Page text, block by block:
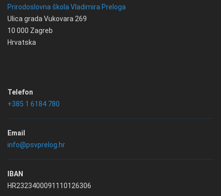
Prirodoslovna škola Vladimira Preloga
Ulica grada Vukovara 269
10 000 Zagreb
Hrvatska
Telefon
+385 1 6184 780
Email
info@psvprelog.hr
IBAN
HR2323400091110126306